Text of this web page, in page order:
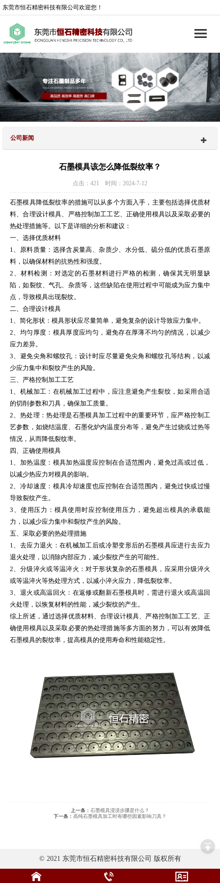
东莞市恒石精密科技有限公司欢迎您！
公司新闻
石墨模具该怎么降低裂纹率？
点击：421 时间：2024-7-12
石墨模具降低裂纹率的措施可以从多个方面入手，主要包括选择优质材
料、合理设计模具、严格控制加工工艺、正确使用模具以及采取必要的
热处理措施等。以下是详细的分析和建议：
一、选择优质材料
1、原料质量：选择含炭量高、杂质少、水分低、硫分低的优质石墨原
料，以确保材料的抗热性和强度。
2、材料检测：对选定的石墨材料进行严格的检测，确保其无明显缺
陷，如裂纹、气孔、杂质等，这些缺陷在使用过程中可能成为应力集中
点，导致模具出现裂纹。
二、合理设计模具
1、简化形状：模具形状应尽量简单，避免复杂的设计导致应力集中。
2、均匀厚度：模具厚度应均匀，避免存在厚薄不均匀的情况，以减少
应力差异。
3、避免尖角和螺纹孔：设计时应尽量避免尖角和螺纹孔等结构，以减
少应力集中和裂纹产生的风险。
三、严格控制加工工艺
1、机械加工：在机械加工过程中，应注意避免产生裂纹，如采用合适
的切削参数和刀具，确保加工质量。
2、热处理：热处理是石墨模具加工过程中的重要环节，应严格控制工
艺参数，如烧结温度、石墨化炉内温度分布等，避免产生过烧或过热等
情况，从而降低裂纹率。
四、正确使用模具
1、加热温度：模具加热温度应控制在合适范围内，避免过高或过低，
以减少热应力对模具的影响。
2、冷却速度：模具冷却速度也应控制在合适范围内，避免过快或过慢
导致裂纹产生。
3、使用压力：模具使用时应控制使用压力，避免超出模具的承载能
力，以减少应力集中和裂纹产生的风险。
五、采取必要的热处理措施
1、去应力退火：在机械加工后或冷塑变形后的石墨模具应进行去应力
退火处理，以消除内部应力，减少裂纹产生的可能性。
2、分级淬火或等温淬火：对于形状复杂的石墨模具，应采用分级淬火
或等温淬火等热处理方式，以减小淬火应力，降低裂纹率。
3、退火或高温回火：在返修或翻新石墨模具时，需进行退火或高温回
火处理，以恢复材料的性能，减少裂纹的产生。
综上所述，通过选择优质材料、合理设计模具、严格控制加工工艺、正
确使用模具以及采取必要的热处理措施等多方面的努力，可以有效降低
石墨模具的裂纹率，提高模具的使用寿命和性能稳定性。
上一条： 石墨模具浸渍步骤是什么？
下一条： 高纯石墨模具加工时有哪些因素影响刀具？
© 2021 东莞市恒石精密科技有限公司 版权所有